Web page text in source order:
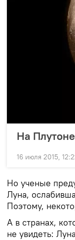
На
16 июля 2015,
Но ученые
Луна,
Поэтому,
А в странах,
не увидеть: